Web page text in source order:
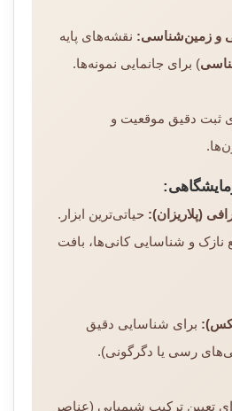
و زمین‌شناسی: نقشه‌های پایه
) برای جانمایی نمونه‌ها.
ثبت دقیق موقعیت و
(پلاریزان): حیاتی‌ترین ابزار.
نازک و شناسایی کانی‌ها، بافت
برای شناسایی دقیق
رسی یا دگرگونی).
تعیین ترکیب شیمیایی (عناصر